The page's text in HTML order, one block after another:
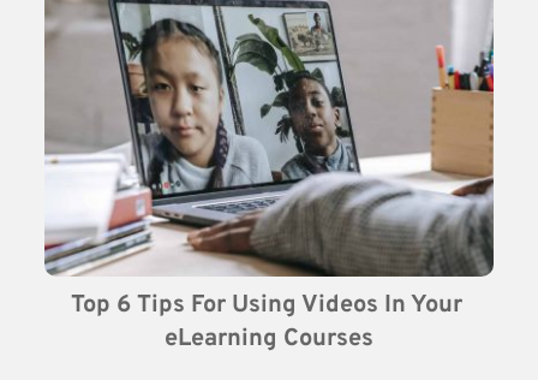
Top 6 Tips For Using Videos In Your
eLearning Courses